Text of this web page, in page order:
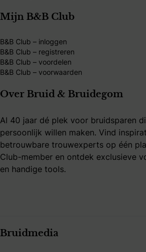
Mijn B&B Club
B&B Club – inloggen
B&B Club – registreren
B&B Club – voordelen
B&B Club – voorwaarden
Over Bruid & Bruidegom
Al 40 jaar dé plek voor bruidsparen
persoonlijk willen maken. Vind
betrouwbare trouwexperts op één
Club-member en ontdek exclusieve
en handige tools.
Bruidmedia